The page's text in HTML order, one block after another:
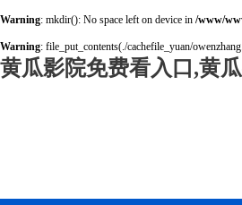
Warning: mkdir(): No space left on device in /www/
Warning: file_put_contents(./cachefile_yuan/
黄瓜影院免费看入口,黄